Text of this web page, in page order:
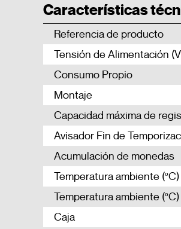
Características
Referencia de producto
Tensión de Alimentación
Consumo Propio
Montaje
Capacidad máxima de
Avisador Fin de
Acumulación de monedas
Temperatura ambiente
Temperatura ambiente (ºC)
Caja